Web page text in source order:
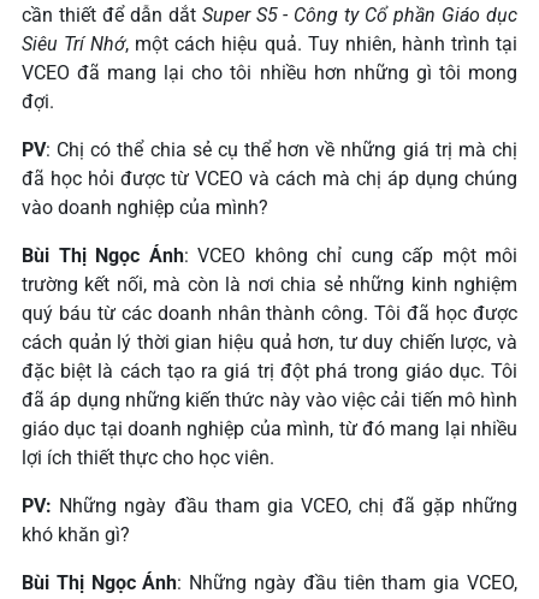
cần thiết để dẫn dắt Super S5 - Công ty Cổ phần Giáo dục
Siêu Trí Nhớ, một cách hiệu quả. Tuy nhiên, hành trình tại
VCEO đã mang lại cho tôi nhiều hơn những gì tôi mong
đợi.
PV: Chị có thể chia sẻ cụ thể hơn về những giá trị mà chị
đã học hỏi được từ VCEO và cách mà chị áp dụng chúng
vào doanh nghiệp của mình?
Bùi Thị Ngọc Ánh: VCEO không chỉ cung cấp một môi
trường kết nối, mà còn là nơi chia sẻ những kinh nghiệm
quý báu từ các doanh nhân thành công. Tôi đã học được
cách quản lý thời gian hiệu quả hơn, tư duy chiến lược, và
đặc biệt là cách tạo ra giá trị đột phá trong giáo dục. Tôi
đã áp dụng những kiến thức này vào việc cải tiến mô hình
giáo dục tại doanh nghiệp của mình, từ đó mang lại nhiều
lợi ích thiết thực cho học viên.
PV: Những ngày đầu tham gia VCEO, chị đã gặp những
khó khăn gì?
Bùi Thị Ngọc Ánh: Những ngày đầu tiên tham gia VCEO,